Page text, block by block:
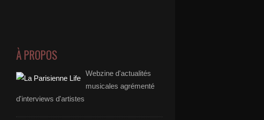
À PROPOS
Webzine d'actualités
musicales agrémenté
d'interviews d'artistes